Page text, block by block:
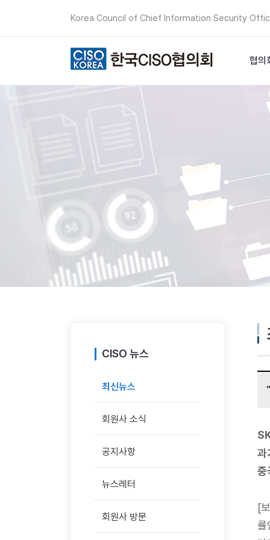
Korea Council of Chief Information Security
협의
CISO 뉴스
최신뉴스
회원사 소식
공지사항
뉴스레터
회원사 방문
과
중
[
률